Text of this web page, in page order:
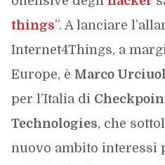
things”. A lanciare
Internet4Things, a
Europe, è Marco
per l’Italia di
Technologies, che
nuovo ambito interessi